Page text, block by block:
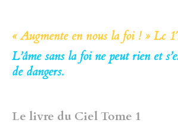
« Augmente en nous la foi ! » Lc
L’âme sans la foi ne peut rien et
de dangers.
Le livre du Ciel Tome 1